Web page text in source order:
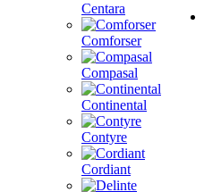
Centara
Comforser
Compasal
Continental
Contyre
Cordiant